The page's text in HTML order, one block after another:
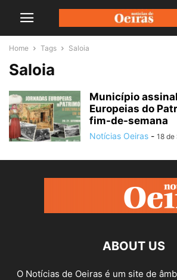
Home Tags Saloia
Saloia
Município
Europeias do
fim-de-semana
Notícias Oeiras - 18 de
ABOUT US
O Notícias de Oeiras é um site de